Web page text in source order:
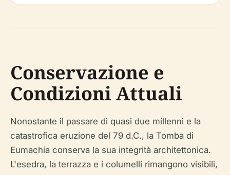
Conservazione e
Condizioni Attuali
Nonostante il passare di quasi due millenni e la
catastrofica eruzione del 79 d.C., la Tomba di
Eumachia conserva la sua integrità architettonica.
L'esedra, la terrazza e i columelli rimangono visibili,